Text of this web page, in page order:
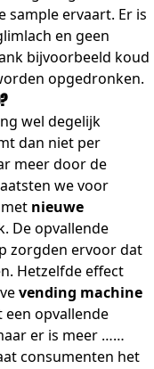
sample ervaart. Er is
en geen
bijvoorbeeld koud
opgedronken.
wel degelijk
dan niet per
meer door de
we voor
nieuwe
De opvallende
zorgden ervoor dat
Hetzelfde effect
vending machine
een opvallende
er is meer ……
consumenten het